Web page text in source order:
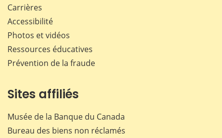
Carrières
Accessibilité
Photos et vidéos
Ressources éducatives
Prévention de la fraude
Sites affiliés
Musée de la Banque du Canada
Bureau des biens non réclamés